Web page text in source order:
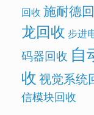
回收 施耐德
龙回收 步进
码器回收 自
收视觉系统
信模块回收